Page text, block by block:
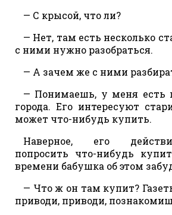
— С крысой, что ли?
— Нет, там есть несколько
с ними нужно разобраться.
— А зачем же с ними
— Понимаешь, у меня есть
города. Его интересуют
может что-нибудь купить.
Наверное, его
попросить что-нибудь
времени бабушка об этом
— Что ж он там купит?
приводи, приводи,